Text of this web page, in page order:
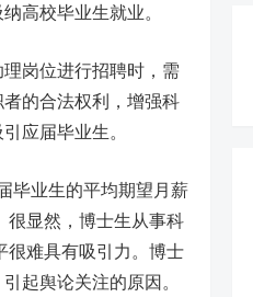
高校毕业生就业。
岗位进行招聘时，需
的合法权利，增强科
应届毕业生。
业生的平均期望月薪
很显然，博士生从事科
很难具有吸引力。博士
起舆论关注的原因。